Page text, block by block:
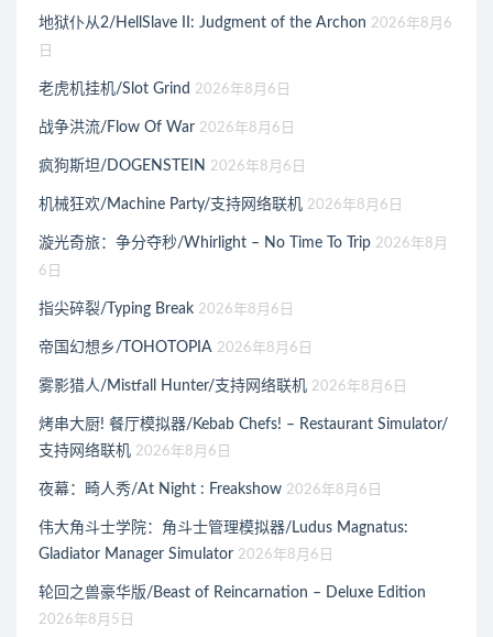
地狱仆从2/HellSlave II: Judgment of the Archon 2026年8月6
日
老虎机挂机/Slot Grind 2026年8月6日
战争洪流/Flow Of War 2026年8月6日
疯狗斯坦/DOGENSTEIN 2026年8月6日
机械狂欢/Machine Party/支持网络联机 2026年8月6日
漩光奇旅：争分夺秒/Whirlight – No Time To Trip 2026年8月
6日
指尖碎裂/Typing Break 2026年8月6日
帝国幻想乡/TOHOTOPIA 2026年8月6日
雾影猎人/Mistfall Hunter/支持网络联机 2026年8月6日
烤串大厨! 餐厅模拟器/Kebab Chefs! – Restaurant Simulator/
支持网络联机 2026年8月6日
夜幕：畸人秀/At Night : Freakshow 2026年8月6日
伟大角斗士学院：角斗士管理模拟器/Ludus Magnatus:
Gladiator Manager Simulator 2026年8月6日
轮回之兽豪华版/Beast of Reincarnation – Deluxe Edition
2026年8月5日